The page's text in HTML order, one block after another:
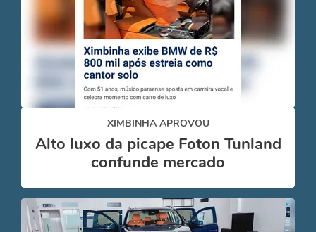
XIMBINHA APROVOU
Alto luxo da picape Foton Tunland
confunde mercado